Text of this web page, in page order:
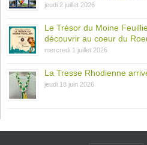
jeudi 2 juillet 2026
Le Trésor du Moine
découvrir au coeur du
mercredi 1 juillet 2026
La Tresse Rhodienne
jeudi 18 juin 2026